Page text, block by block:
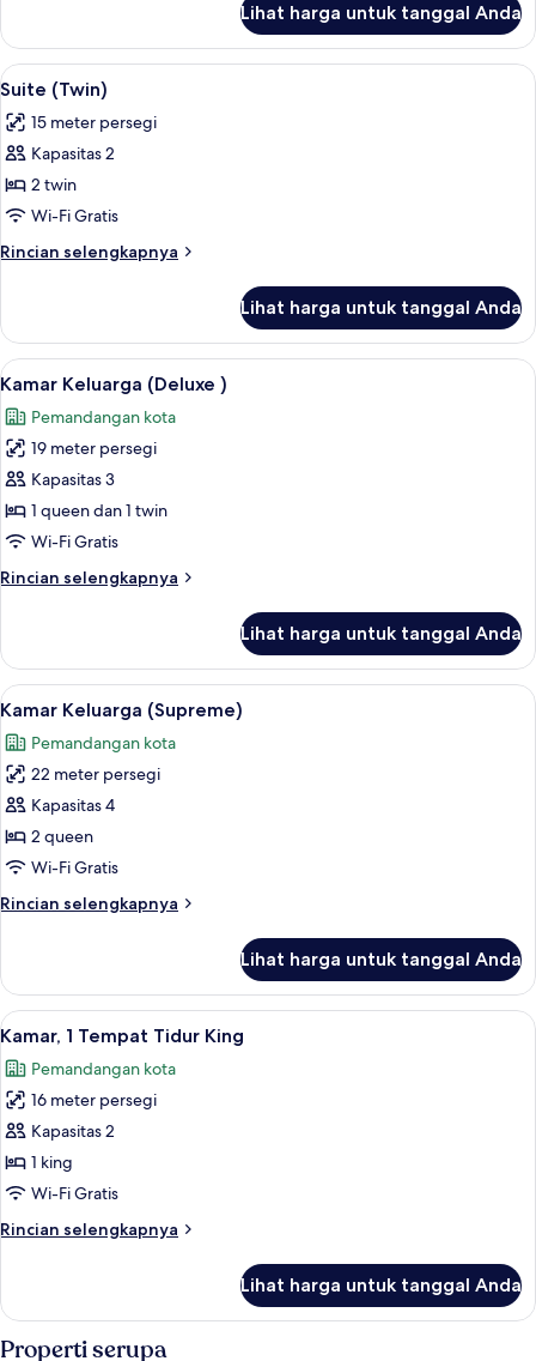
Kamar
Double
Deluks
Lihat harga untuk tanggal Anda
Lihat
semua
foto
untuk
Suite
(Twin)
Suite (Twin) | Meja kerja, setrika/
3
Suite (Twin)
15 meter persegi
Kapasitas 2
2 twin
Wi-Fi Gratis
Rincian selengkapnya
Rincian
Suite
(Twin)
Lihat harga untuk tanggal Anda
Lihat
semua
foto
untuk
Kamar
Keluarga
(Deluxe
Kamar Keluarga (Deluxe ) | Meja
3
Kamar Keluarga (Deluxe )
Pemandangan kota
19 meter persegi
Kapasitas 3
1 queen dan 1 twin
Wi-Fi Gratis
Rincian selengkapnya
Rincian
Kamar
Keluarga
(Deluxe
Lihat harga untuk tanggal Anda
Lihat
semua
foto
untuk
Kamar
Keluarga
(Supreme)
Kamar Keluarga (Supreme) | Meja
4
Kamar Keluarga (Supreme)
Pemandangan kota
22 meter persegi
Kapasitas 4
2 queen
Wi-Fi Gratis
Rincian selengkapnya
Rincian
Kamar
Keluarga
(Supreme)
Lihat harga untuk tanggal Anda
Lihat
semua
foto
untuk
Kamar,
1
Tempat
King
Kamar, 1 Tempat Tidur King | Meja
3
Kamar, 1 Tempat Tidur King
Pemandangan kota
16 meter persegi
Kapasitas 2
1 king
Wi-Fi Gratis
Rincian selengkapnya
Rincian
Kamar,
1
Lihat harga untuk tanggal Anda
Properti serupa